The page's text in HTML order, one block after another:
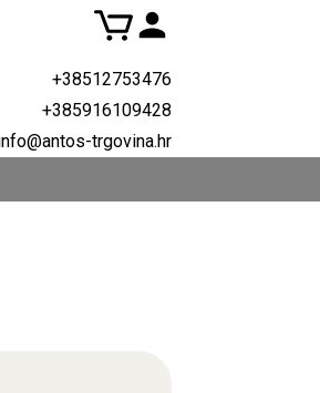
+38512753476
+385916109428
trgovina.hr